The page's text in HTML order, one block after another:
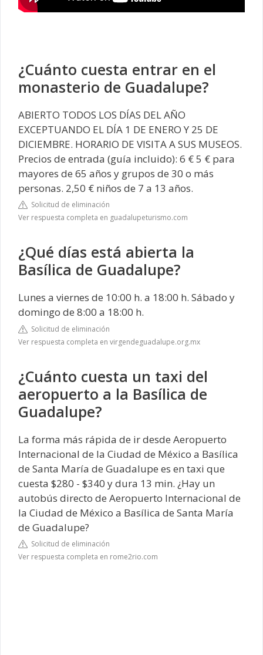
¿Cuánto cuesta entrar en el
monasterio de Guadalupe?
ABIERTO TODOS LOS DÍAS DEL AÑO
EXCEPTUANDO EL DÍA 1 DE ENERO Y 25 DE
DICIEMBRE. HORARIO DE VISITA A SUS MUSEOS.
Precios de entrada (guía incluido): 6 € 5 € para
mayores de 65 años y grupos de 30 o más
personas. 2,50 € niños de 7 a 13 años.
Solicitud de eliminación
Ver respuesta completa en guadalupeturismo.com
¿Qué días está abierta la
Basílica de Guadalupe?
Lunes a viernes de 10:00 h. a 18:00 h. Sábado y
domingo de 8:00 a 18:00 h.
Solicitud de eliminación
Ver respuesta completa en virgendeguadalupe.org.mx
¿Cuánto cuesta un taxi del
aeropuerto a la Basílica de
Guadalupe?
La forma más rápida de ir desde Aeropuerto
Internacional de la Ciudad de México a Basílica
de Santa María de Guadalupe es en taxi que
cuesta $280 - $340 y dura 13 min. ¿Hay un
autobús directo de Aeropuerto Internacional de
la Ciudad de México a Basílica de Santa María
de Guadalupe?
Solicitud de eliminación
Ver respuesta completa en rome2rio.com